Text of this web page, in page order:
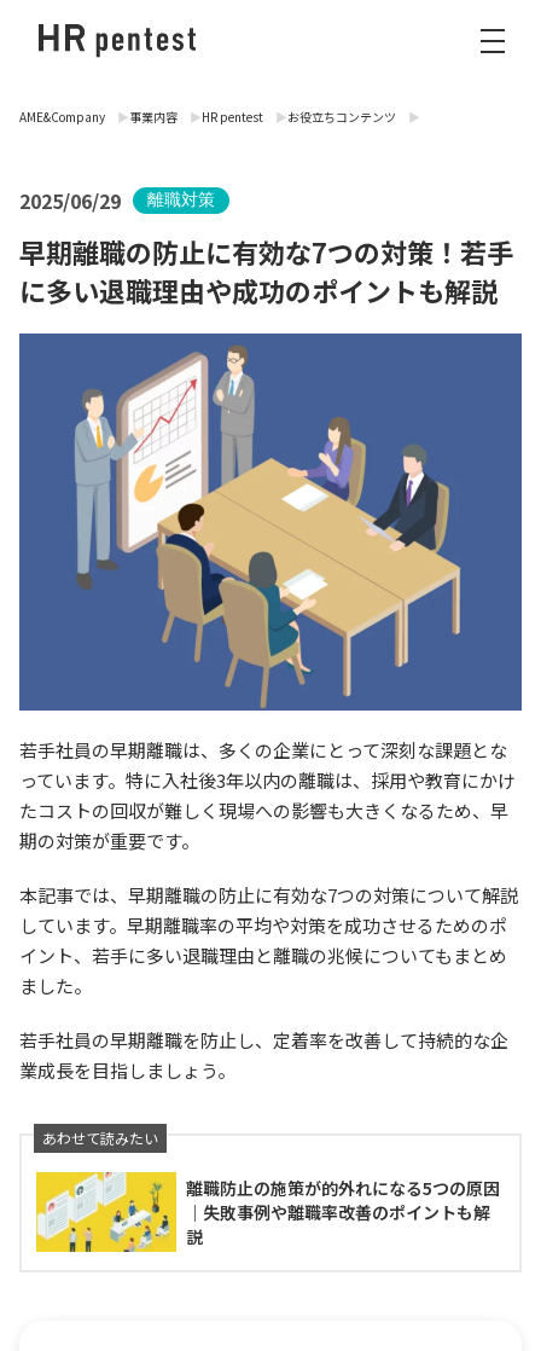
AME&Company 事業内容 HR pentest お役立ちコンテンツ
2025/06/29 離職対策
早期離職の防止に有効な7つの対策！若手
に多い退職理由や成功のポイントも解説
若手社員の早期離職は、多くの企業にとって深刻な課題とな
っています。特に入社後3年以内の離職は、採用や教育にかけ
たコストの回収が難しく現場への影響も大きくなるため、早
期の対策が重要です。
本記事では、早期離職の防止に有効な7つの対策について解説
しています。早期離職率の平均や対策を成功させるためのポ
イント、若手に多い退職理由と離職の兆候についてもまとめ
ました。
若手社員の早期離職を防止し、定着率を改善して持続的な企
業成長を目指しましょう。
離職防止の施策が的外れになる5つの原因
｜失敗事例や離職率改善のポイントも解
説